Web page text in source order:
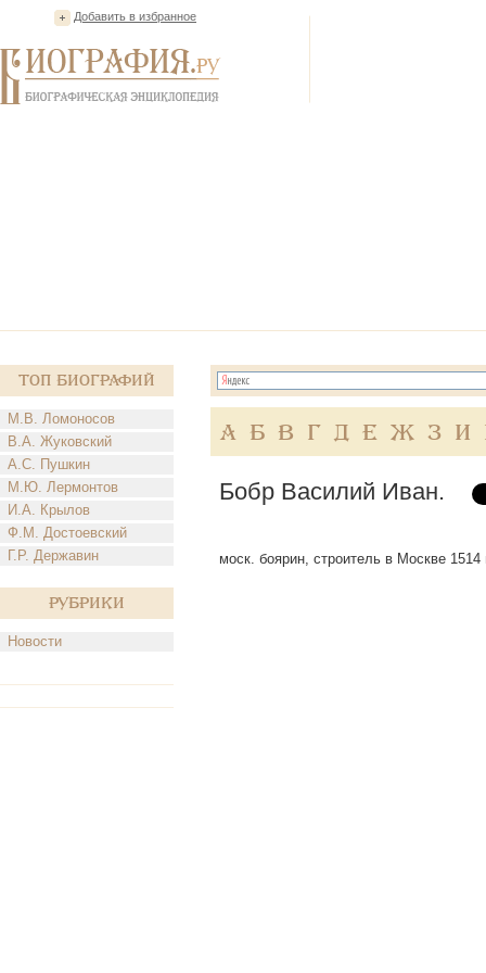
Добавить в избранное
Топ Биографий
М.В. Ломоносов
В.А. Жуковский
А.С. Пушкин
М.Ю. Лермонтов
И.А. Крылов
Ф.М. Достоевский
Г.Р. Державин
Рубрики
Новости
А Б В Г Д Е Ж З И
Бобр Василий Иван.
моск. боярин, строитель в Москве